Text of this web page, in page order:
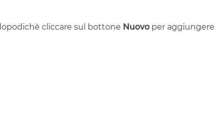
cliccare sul bottone Nuovo per aggiungere